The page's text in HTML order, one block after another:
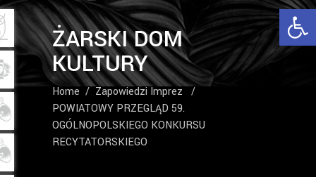
ŻARSKI DOM
KULTURY
Home/Zapowiedzi Imprez/
POWIATOWY PRZEGLĄD 59.
OGÓLNOPOLSKIEGO KONKURSU
RECYTATORSKIEGO